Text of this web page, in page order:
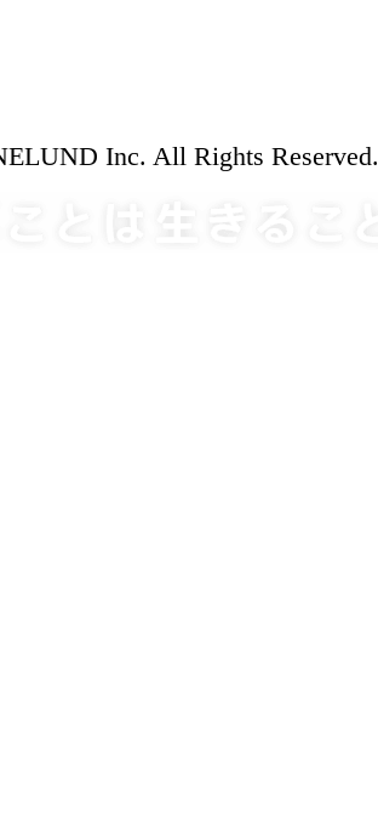
Inc. All Rights Reserved.